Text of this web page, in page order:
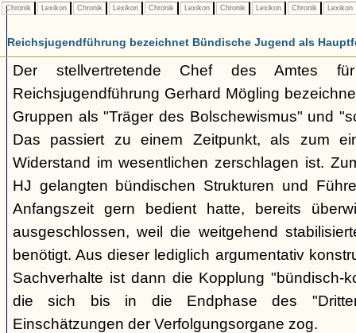
Chronik Lexikon Chronik Lexikon Chronik Lexikon Chronik Lexikon Chronik Lexikon
Reichsjugendführung bezeichnet Bündische Jugend als
Der stellvertretende Chef des Amtes
Reichsjugendführung Gerhard Mögling
Gruppen als "Träger des Bolschewismus" und
Das passiert zu einem Zeitpunkt, als zum
Widerstand im wesentlichen zerschlagen ist.
HJ gelangten bündischen Strukturen und
Anfangszeit gern bedient hatte, bereits
ausgeschlossen, weil die weitgehend
benötigt. Aus dieser lediglich argumentativ
Sachverhalte ist dann die Kopplung "bündisch-
die sich bis in die Endphase des
Einschätzungen der Verfolgungsorgane zog.